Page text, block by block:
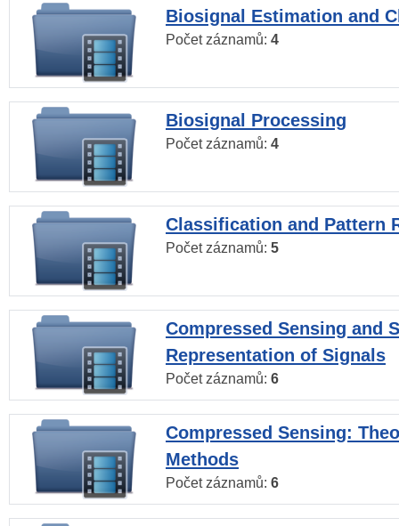
Biosignal Estimation and
Počet záznamů: 4
Biosignal Processing
Počet záznamů: 4
Classification and Pattern
Počet záznamů: 5
Compressed Sensing and
Representation of Signals
Počet záznamů: 6
Compressed Sensing:
Methods
Počet záznamů: 6